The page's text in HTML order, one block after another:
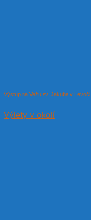
Výstup na Vežu sv. Jakuba v Levoči.
Výlety v okolí